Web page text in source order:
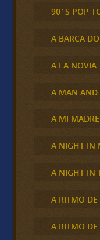
90´S POP
A BARCA
A LA NOVIA
A MAN AND
A MI MADRE
A NIGHT IN
A NIGHT IN
A RITMO DE
A RITMO DE